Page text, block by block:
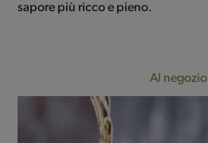
sapore più ricco e pieno.
Al negozio